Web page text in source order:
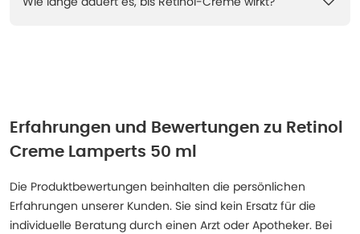
Erfahrungen und Bewertungen zu Retinol
Creme Lamperts 50 ml
Die Produktbewertungen beinhalten die persönlichen
Erfahrungen unserer Kunden. Sie sind kein Ersatz für die
individuelle Beratung durch einen Arzt oder Apotheker. Bei